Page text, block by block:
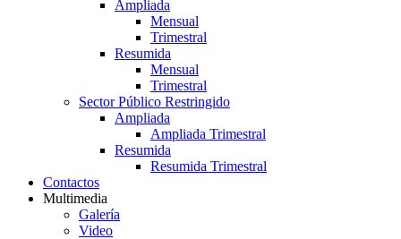
Ampliada
Mensual
Trimestral
Resumida
Mensual
Trimestral
Sector Público Restringido
Ampliada
Ampliada Trimestral
Resumida
Resumida Trimestral
Contactos
Multimedia
Galería
Video